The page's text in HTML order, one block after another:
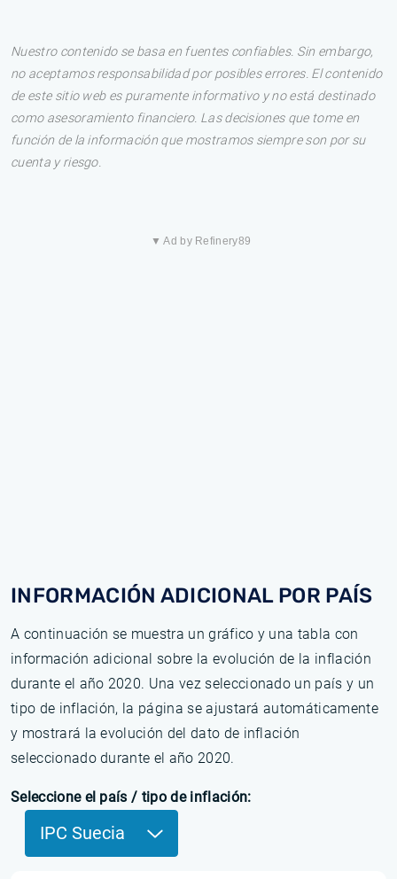
Nuestro contenido se basa en fuentes confiables. Sin embargo,
no aceptamos responsabilidad por posibles errores. El contenido
de este sitio web es puramente informativo y no está destinado
como asesoramiento financiero. Las decisiones que tome en
función de la información que mostramos siempre son por su
cuenta y riesgo.
▼ Ad by Refinery89
INFORMACIÓN ADICIONAL POR PAÍS
A continuación se muestra un gráfico y una tabla con
información adicional sobre la evolución de la inflación
durante el año 2020. Una vez seleccionado un país y un
tipo de inflación, la página se ajustará automáticamente
y mostrará la evolución del dato de inflación
seleccionado durante el año 2020.
Seleccione el país / tipo de inflación:
IPC Suecia